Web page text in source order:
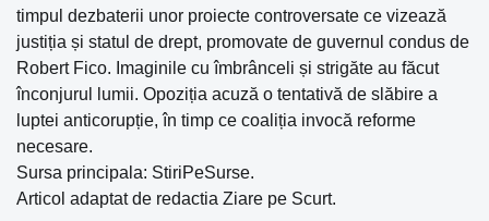
timpul dezbaterii unor proiecte controversate ce vizează
justiția și statul de drept, promovate de guvernul condus de
Robert Fico. Imaginile cu îmbrânceli și strigăte au făcut
înconjurul lumii. Opoziția acuză o tentativă de slăbire a
luptei anticorupție, în timp ce coaliția invocă reforme
necesare.
Sursa principala: StiriPeSurse.
Articol adaptat de redactia Ziare pe Scurt.